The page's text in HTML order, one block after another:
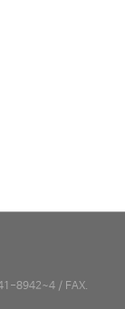
8942~4 / FAX.